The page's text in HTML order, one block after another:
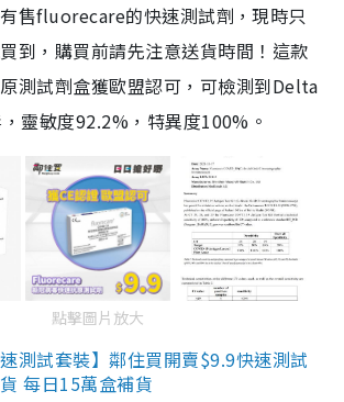
售fluorecare的快速測試劑，現時只
到，購買前請先注意送貨時間！這款
測試劑盒獲歐盟認可，可檢測到Delta
靈敏度92.2%，特異度100%。
點擊圖片放大
測試套裝】鄰住買開賣$9.9快速測試
每日15萬盒補貨